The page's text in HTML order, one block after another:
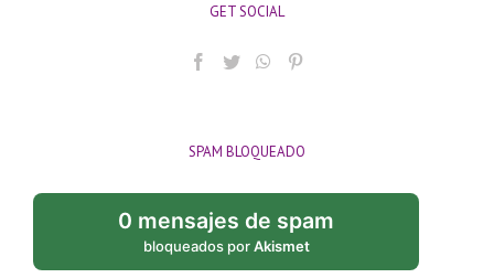
GET SOCIAL
SPAM BLOQUEADO
0 mensajes de spam
bloqueados porAkismet